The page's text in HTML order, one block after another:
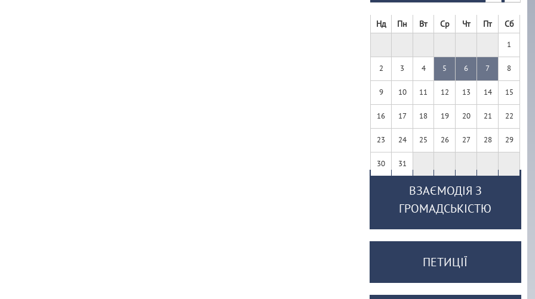
Нд Пн Вт Ср Чт Пт Сб
1
2 3 4 5 6 7 8
9 10 11 12 13 14 15
16 17 18 19 20 21 22
23 24 25 26 27 28 29
30 31
ВЗАЄМОДІЯ З
ГРОМАДСЬКІСТЮ
ПЕТИЦІЇ